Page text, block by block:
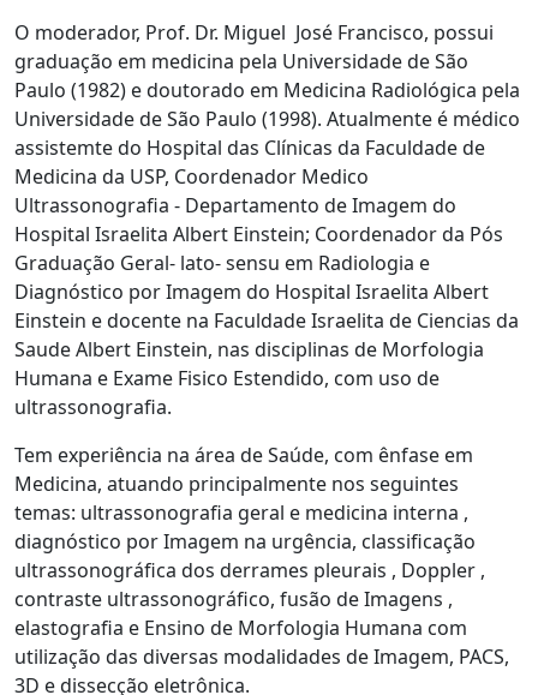
O moderador, Prof. Dr. Miguel José Francisco, possui
graduação em medicina pela Universidade de São
Paulo (1982) e doutorado em Medicina Radiológica pela
Universidade de São Paulo (1998). Atualmente é médico
assistemte do Hospital das Clínicas da Faculdade de
Medicina da USP, Coordenador Medico
Ultrassonografia - Departamento de Imagem do
Hospital Israelita Albert Einstein; Coordenador da Pós
Graduação Geral- lato- sensu em Radiologia e
Diagnóstico por Imagem do Hospital Israelita Albert
Einstein e docente na Faculdade Israelita de Ciencias da
Saude Albert Einstein, nas disciplinas de Morfologia
Humana e Exame Fisico Estendido, com uso de
ultrassonografia.
Tem experiência na área de Saúde, com ênfase em
Medicina, atuando principalmente nos seguintes
temas: ultrassonografia geral e medicina interna ,
diagnóstico por Imagem na urgência, classificação
ultrassonográfica dos derrames pleurais , Doppler ,
contraste ultrassonográfico, fusão de Imagens ,
elastografia e Ensino de Morfologia Humana com
utilização das diversas modalidades de Imagem, PACS,
3D e dissecção eletrônica.